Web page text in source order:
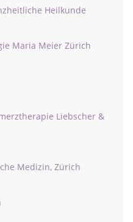
Heilkunde
Maria Meier Zürich
Liebscher &
Medizin, Zürich